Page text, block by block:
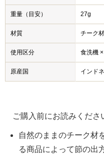
重量（目安） 27g
材質 チーク
使用区分 食洗機 ×
原産国 インド
ご購入前にお読みくださ
自然のままのチーク材
る商品によって節の出